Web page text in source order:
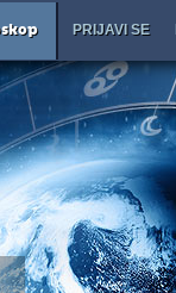
PRIJAVI SE